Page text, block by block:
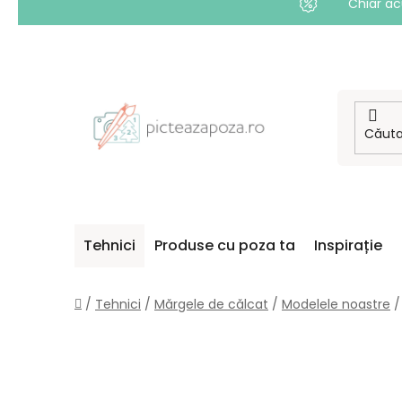
Chiar
Tehnici Produse cu poza ta Inspirație
Acasă
/ Tehnici / Mărgele de călcat / Modelele noastre /